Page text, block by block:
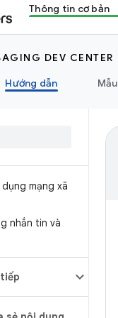
Thông tin cơ bản
DEV CENTER
Hướng dẫn Mẫu
mạng xã
nhắn tin và